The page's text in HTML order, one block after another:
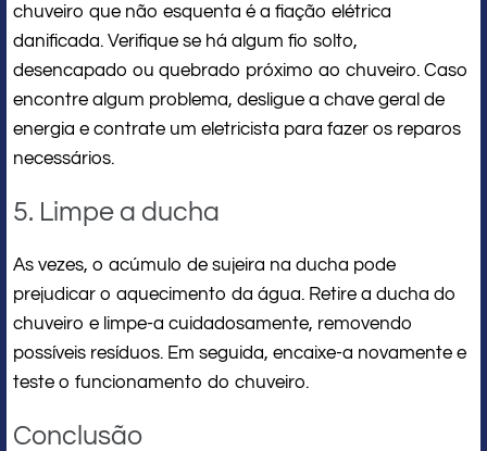
chuveiro que não esquenta é a fiação elétrica
danificada. Verifique se há algum fio solto,
desencapado ou quebrado próximo ao chuveiro. Caso
encontre algum problema, desligue a chave geral de
energia e contrate um eletricista para fazer os reparos
necessários.
5. Limpe a ducha
As vezes, o acúmulo de sujeira na ducha pode
prejudicar o aquecimento da água. Retire a ducha do
chuveiro e limpe-a cuidadosamente, removendo
possíveis resíduos. Em seguida, encaixe-a novamente e
teste o funcionamento do chuveiro.
Conclusão